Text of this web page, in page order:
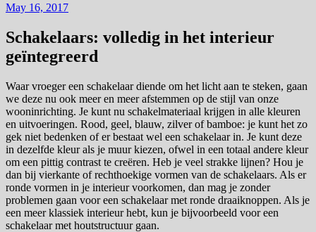
May 16, 2017
Schakelaars: volledig in het interieur
geïntegreerd
Waar vroeger een schakelaar diende om het licht aan te steken, gaan
we deze nu ook meer en meer afstemmen op de stijl van onze
wooninrichting. Je kunt nu schakelmateriaal krijgen in alle kleuren
en uitvoeringen. Rood, geel, blauw, zilver of bamboe: je kunt het zo
gek niet bedenken of er bestaat wel een schakelaar in. Je kunt deze
in dezelfde kleur als je muur kiezen, ofwel in een totaal andere kleur
om een pittig contrast te creëren. Heb je veel strakke lijnen? Hou je
dan bij vierkante of rechthoekige vormen van de schakelaars. Als er
ronde vormen in je interieur voorkomen, dan mag je zonder
problemen gaan voor een schakelaar met ronde draaiknoppen. Als je
een meer klassiek interieur hebt, kun je bijvoorbeeld voor een
schakelaar met houtstructuur gaan.